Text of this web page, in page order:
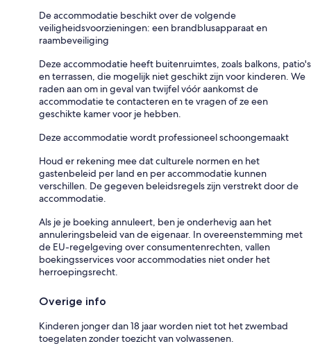
De accommodatie beschikt over de volgende
veiligheidsvoorzieningen: een brandblusapparaat en
raambeveiliging
Deze accommodatie heeft buitenruimtes, zoals balkons, patio's
en terrassen, die mogelijk niet geschikt zijn voor kinderen. We
raden aan om in geval van twijfel vóór aankomst de
accommodatie te contacteren en te vragen of ze een
geschikte kamer voor je hebben.
Deze accommodatie wordt professioneel schoongemaakt
Houd er rekening mee dat culturele normen en het
gastenbeleid per land en per accommodatie kunnen
verschillen. De gegeven beleidsregels zijn verstrekt door de
accommodatie.
Als je je boeking annuleert, ben je onderhevig aan het
annuleringsbeleid van de eigenaar. In overeenstemming met
de EU-regelgeving over consumentenrechten, vallen
boekingsservices voor accommodaties niet onder het
herroepingsrecht.
Overige info
Kinderen jonger dan 18 jaar worden niet tot het zwembad
toegelaten zonder toezicht van volwassenen.